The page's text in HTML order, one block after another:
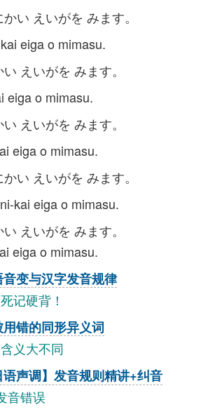
い えいがを みます。
eiga o mimasu.
えいがを みます。
eiga o mimasu.
えいがを みます。
eiga o mimasu.
い えいがを みます。
kai eiga o mimasu.
えいがを みます。
eiga o mimasu.
变与汉字发音规律
记硬背！
错的同形异义词
义大不同
声调】发音规则精讲+纠音
音错误